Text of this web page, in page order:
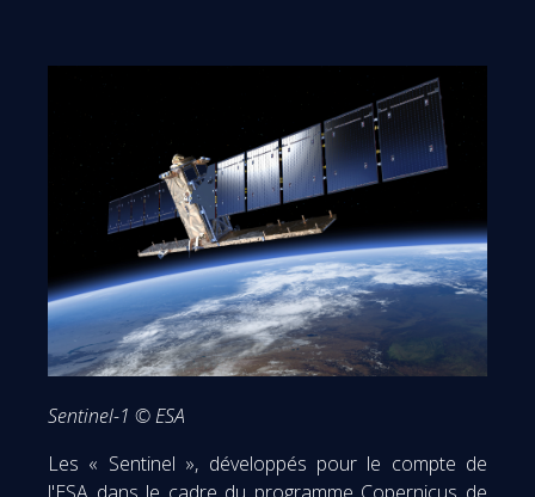
Sentinel-1 © ESA
Les « Sentinel », développés pour le compte de